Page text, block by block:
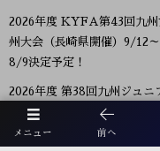
メニュー 前へ
2026年度 KYFA第43回九州
州大会（長崎県開催）9/12
8/9決定予定！
2026年度 第38回九州ジュ
大会 11/29.12/5開催！組合